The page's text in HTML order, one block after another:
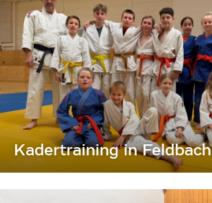
Kadertraining in Feldbach